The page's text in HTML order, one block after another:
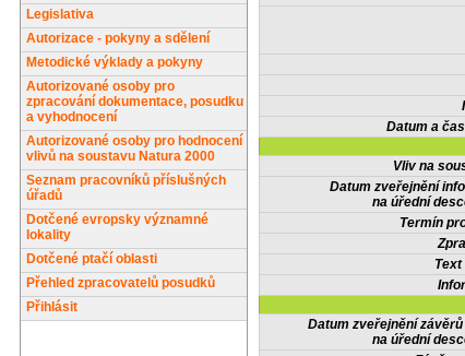
Legislativa
Autorizace - pokyny a sdělení
Metodické výklady a pokyny
Autorizované osoby pro
zpracování dokumentace, posudku
a vyhodnocení
Autorizované osoby pro hodnocení
vlivů na soustavu Natura 2000
Seznam pracovníků příslušných
úřadů
Dotčené evropsky významné
lokality
Dotčené ptačí oblasti
Přehled zpracovatelů posudků
Přihlásit
Datum a
Vliv na
Datum zveřejnění
na úřední
Termín
Text
Datum zveřejnění
na úřední